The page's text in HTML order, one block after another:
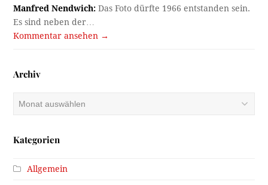
Manfred Nendwich: Das Foto dürfte 1966 entstanden sein.
Es sind neben der…
Kommentar ansehen →
Archiv
Archiv
Kategorien
Allgemein